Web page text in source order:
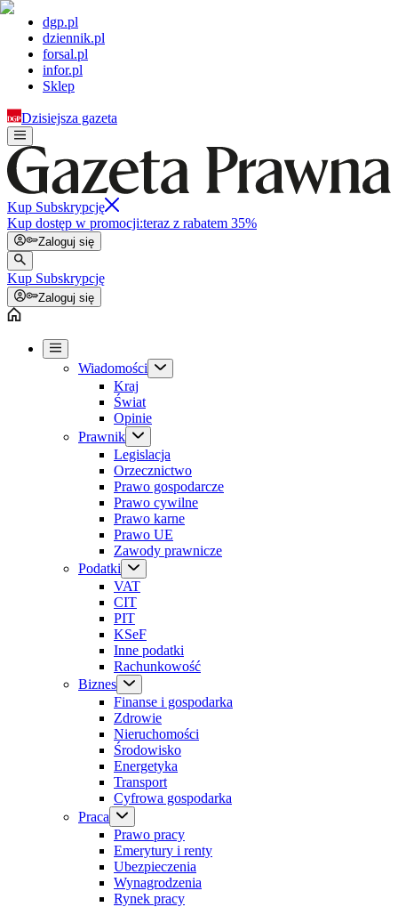
dgp.pl
dziennik.pl
forsal.pl
infor.pl
Sklep
Dzisiejsza gazeta
Kup Subskrypcję
Kup dostęp w promocji:teraz z rabatem 35%
Zaloguj się
Kup Subskrypcję
Zaloguj się
Wiadomości
Kraj
Świat
Opinie
Prawnik
Legislacja
Orzecznictwo
Prawo gospodarcze
Prawo cywilne
Prawo karne
Prawo UE
Zawody prawnicze
Podatki
VAT
CIT
PIT
KSeF
Inne podatki
Rachunkowość
Biznes
Finanse i gospodarka
Zdrowie
Nieruchomości
Środowisko
Energetyka
Transport
Cyfrowa gospodarka
Praca
Prawo pracy
Emerytury i renty
Ubezpieczenia
Wynagrodzenia
Rynek pracy